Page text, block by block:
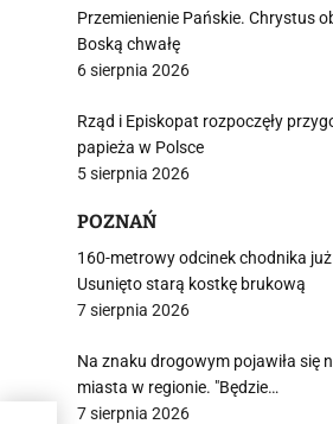
Przemienienie Pańskie. Chrystus
Boską chwałę
6 sierpnia 2026
Rząd i Episkopat rozpoczęły
papieża w Polsce
5 sierpnia 2026
POZNAŃ
160-metrowy odcinek chodnika
Usunięto starą kostkę brukową
7 sierpnia 2026
Na znaku drogowym pojawiła się
miasta w regionie. "Będzie…
7 sierpnia 2026